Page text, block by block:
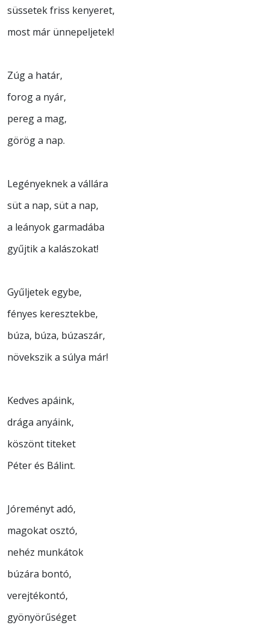
süssetek friss kenyeret,
most már ünnepeljetek!
Zúg a határ,
forog a nyár,
pereg a mag,
görög a nap.
Legényeknek a vállára
süt a nap, süt a nap,
a leányok garmadába
gyűjtik a kalászokat!
Gyűljetek egybe,
fényes keresztekbe,
búza, búza, búzaszár,
növekszik a súlya már!
Kedves apáink,
drága anyáink,
köszönt titeket
Péter és Bálint.
Jóreményt adó,
magokat osztó,
nehéz munkátok
búzára bontó,
verejtékontó,
gyönyörűséget